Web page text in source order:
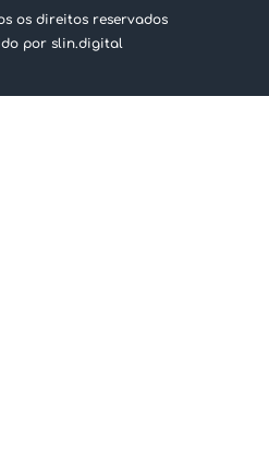
os direitos reservados
por slin.digital